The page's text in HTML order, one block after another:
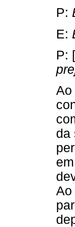
P:
E:
P:
Ao
da
Ao